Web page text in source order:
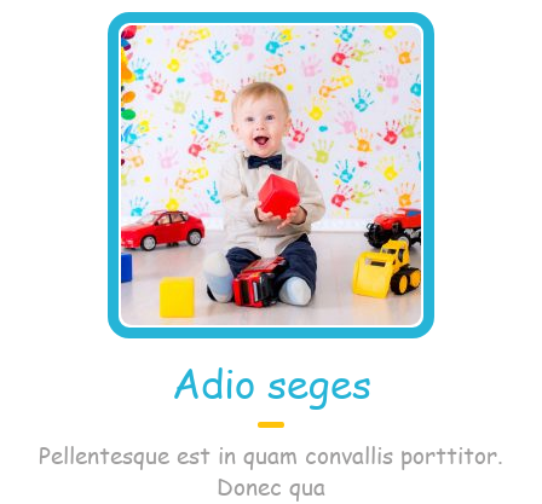
Adio seges
Pellentesque est in quam convallis porttitor.
Donec qua